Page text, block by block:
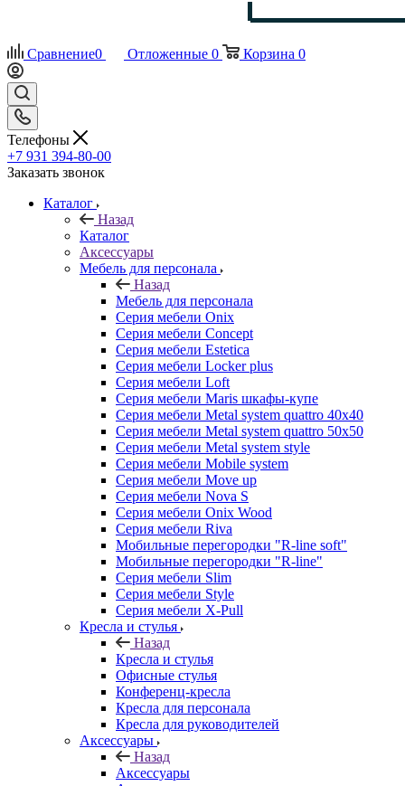
Сравнение0 Отложенные 0 Корзина 0
Телефоны
+7 931 394-80-00
Заказать звонок
Каталог
Назад
Каталог
Аксессуары
Мебель для персонала
Назад
Мебель для персонала
Серия мебели Onix
Серия мебели Concept
Серия мебели Estetica
Серия мебели Locker plus
Серия мебели Loft
Серия мебели Maris шкафы-купе
Серия мебели Metal system quattro 40x40
Серия мебели Metal system quattro 50x50
Серия мебели Metal system style
Серия мебели Mobile system
Серия мебели Move up
Серия мебели Nova S
Серия мебели Onix Wood
Серия мебели Riva
Мобильные перегородки "R-line soft"
Мобильные перегородки "R-line"
Серия мебели Slim
Серия мебели Style
Серия мебели X-Pull
Кресла и стулья
Назад
Кресла и стулья
Офисные стулья
Конференц-кресла
Кресла для персонала
Кресла для руководителей
Аксессуары
Назад
Аксессуары